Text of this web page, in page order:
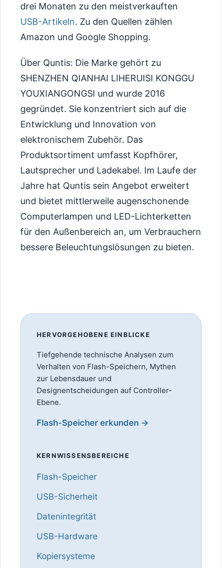
drei Monaten zu den meistverkauften
USB-Artikeln. Zu den Quellen zählen
Amazon und Google Shopping.
Über Quntis: Die Marke gehört zu
SHENZHEN QIANHAI LIHERUISI KONGGU
YOUXIANGONGSI und wurde 2016
gegründet. Sie konzentriert sich auf die
Entwicklung und Innovation von
elektronischem Zubehör. Das
Produktsortiment umfasst Kopfhörer,
Lautsprecher und Ladekabel. Im Laufe der
Jahre hat Quntis sein Angebot erweitert
und bietet mittlerweile augenschonende
Computerlampen und LED-Lichterketten
für den Außenbereich an, um Verbrauchern
bessere Beleuchtungslösungen zu bieten.
HERVORGEHOBENE EINBLICKE
Tiefgehende technische Analysen zum
Verhalten von Flash-Speichern, Mythen
zur Lebensdauer und
Designentscheidungen auf Controller-
Ebene.
Flash-Speicher erkunden →
KERNWISSENSBEREICHE
Flash-Speicher
USB-Sicherheit
Datenintegrität
USB-Hardware
Kopiersysteme